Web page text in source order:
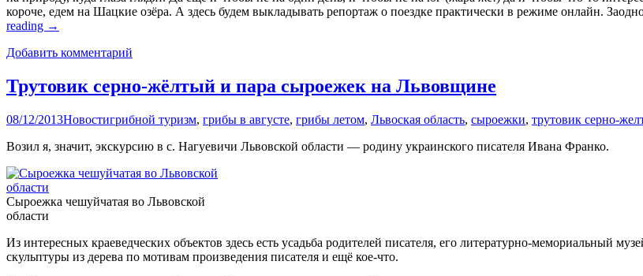
короче, едем на Шацкие озёра. А здесь будем выкладывать репортаж о поездке практически в режиме онлайн.
reading →
Добавить комментарий
Трутовик серно-жёлтый и пара сыроежек на Львовщине
08/12/2013Новостигрибной туризм, грибы в августе, грибы летом, Львоская область, сыроежки, трутовик серно-
Возил я, значит, экскурсию в с. Нагуевичи Львовской области — родину украинского писателя Ивана Франко.
Сыроежка чешуйчатая во Львовской
области
Из интересных краеведческих объектов здесь есть усадьба родителей писателя, его литературно-мемориальный
скульптуры из дерева по мотивам произведения писателя и ещё кое-что.